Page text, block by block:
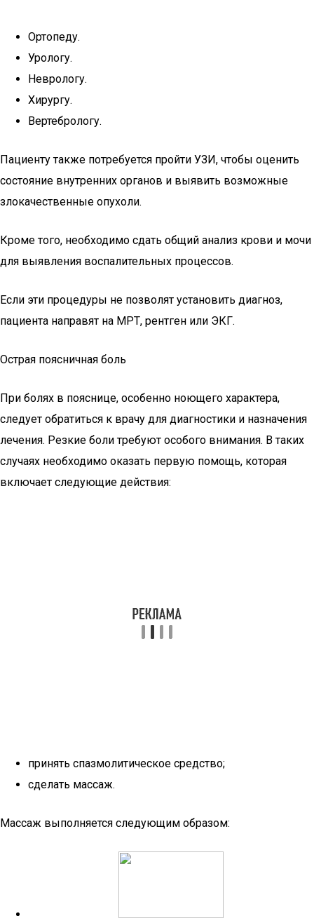
Ортопеду.
Урологу.
Неврологу.
Хирургу.
Вертебрологу.
Пациенту также потребуется пройти УЗИ, чтобы оценить
состояние внутренних органов и выявить возможные
злокачественные опухоли.
Кроме того, необходимо сдать общий анализ крови и мочи
для выявления воспалительных процессов.
Если эти процедуры не позволят установить диагноз,
пациента направят на МРТ, рентген или ЭКГ.
Острая поясничная боль
При болях в пояснице, особенно ноющего характера,
следует обратиться к врачу для диагностики и назначения
лечения. Резкие боли требуют особого внимания. В таких
случаях необходимо оказать первую помощь, которая
включает следующие действия:
принять спазмолитическое средство;
сделать массаж.
Массаж выполняется следующим образом: